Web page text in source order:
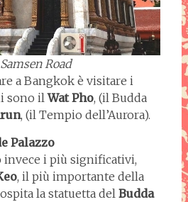
Road
a Bangkok è visitare i
sono ilWat Pho, (il Budda
, (il Tempio dell’Aurora).
Palazzo
i più significativi,
, il più importante della
la statuetta del Budda